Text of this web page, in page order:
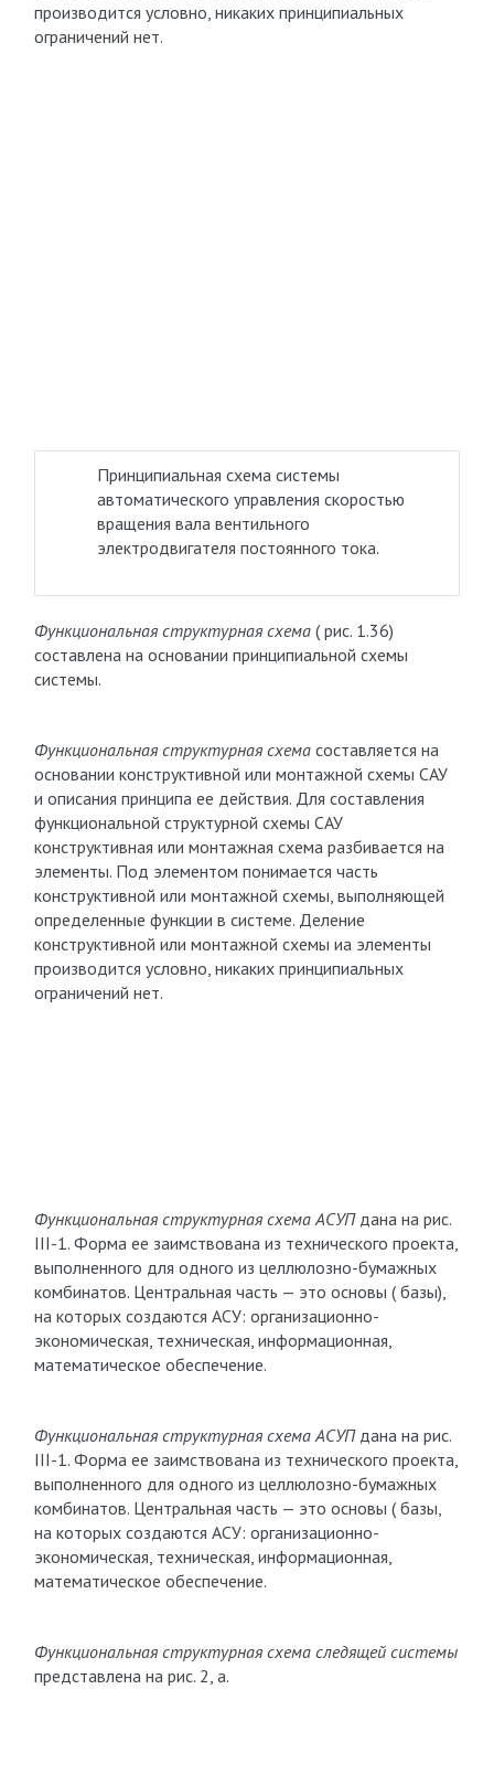
производится условно, никаких принципиальных
ограничений нет.
Принципиальная схема системы
автоматического управления скоростью
вращения вала вентильного
электродвигателя постоянного тока.
Функциональная структурная схема( рис. 1.36)
составлена на основании принципиальной схемы
системы.
Функциональная структурная схемасоставляется на
основании конструктивной или монтажной схемы САУ
и описания принципа ее действия. Для составления
функциональной структурной схемы САУ
конструктивная или монтажная схема разбивается на
элементы. Под элементом понимается часть
конструктивной или монтажной схемы, выполняющей
определенные функции в системе. Деление
конструктивной или монтажной схемы иа элементы
производится условно, никаких принципиальных
ограничений нет.
Функциональная структурная схема АСУПдана на рис.
III-1. Форма ее заимствована из технического проекта,
выполненного для одного из целлюлозно-бумажных
комбинатов. Центральная часть — это основы ( базы),
на которых создаются АСУ: организационно-
экономическая, техническая, информационная,
математическое обеспечение.
Функциональная структурная схема АСУПдана на рис.
III-1. Форма ее заимствована из технического проекта,
выполненного для одного из целлюлозно-бумажных
комбинатов. Центральная часть — это основы ( базы,
на которых создаются АСУ: организационно-
экономическая, техническая, информационная,
математическое обеспечение.
Функциональная структурная схема следящей системы
представлена на рис. 2, а.